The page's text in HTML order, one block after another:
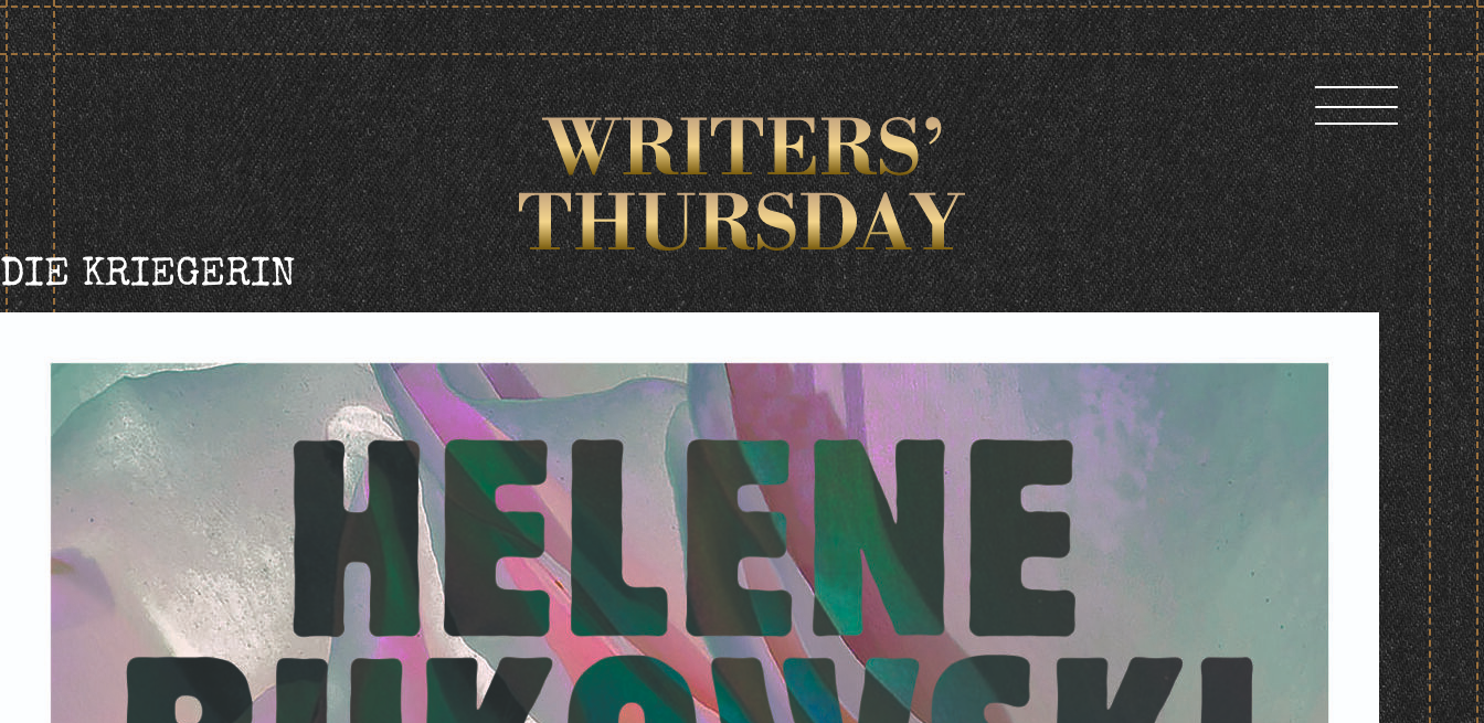
Skip
to
content
DIE KRIEGERIN